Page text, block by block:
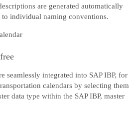
are generated automatically
to individual naming conventions.
seamlessly integrated into SAP IBP, for
calendars by selecting them
data type within the SAP IBP, master